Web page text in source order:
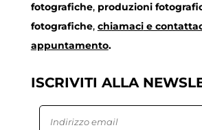
fotografiche, produzioni
fotografiche, chiamacie
appuntamento.
ISCRIVITI ALLA